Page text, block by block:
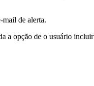
mail de alerta.
a opção de o usuário